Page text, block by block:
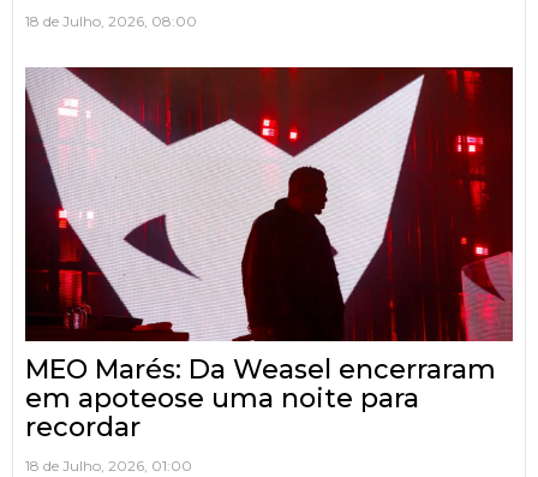
18 de Julho, 2026, 08:00
MEO Marés: Da Weasel encerraram
em apoteose uma noite para
recordar
18 de Julho, 2026, 01:00